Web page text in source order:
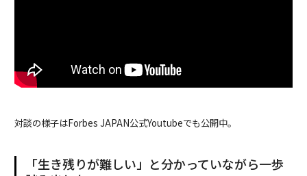
対談の様子はForbes JAPAN公式Youtubeでも公開中。
「生き残りが難しい」と分かっていながら一歩